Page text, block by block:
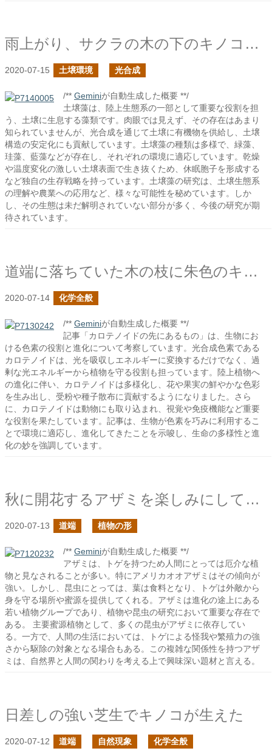
雨上がり、サクラの木の下のキノコたち
2020-07-15 土壌環境 光合成
/** Geminiが自動生成した概要 **/
土壌藻は、陸上生態系の一部として重要な役割を担
う、土壌に生息する藻類です。肉眼では見えず、その存在はあまり
知られていませんが、光合成を通じて土壌に有機物を供給し、土壌
構造の安定化にも貢献しています。土壌藻の種類は多様で、緑藻、
珪藻、藍藻などが存在し、それぞれの環境に適応しています。乾燥
や温度変化の激しい土壌表面で生き抜くため、休眠胞子を形成する
など独自の生存戦略を持っています。土壌藻の研究は、土壌生態系
の理解や農業への応用など、様々な可能性を秘めています。しか
し、その生態は未だ解明されていない部分が多く、今後の研究が期
待されています。
道端に落ちていた木の枝に朱色のキノコが生えていた
2020-07-14 化学全般
/** Geminiが自動生成した概要 **/
記事「カロテノイドの先にあるもの」は、生物にお
ける色素の役割と進化について考察しています。光合成色素である
カロテノイドは、光を吸収しエネルギーに変換するだけでなく、過
剰な光エネルギーから植物を守る役割も担っています。陸上植物へ
の進化に伴い、カロテノイドは多様化し、花や果実の鮮やかな色彩
を生み出し、受粉や種子散布に貢献するようになりました。さら
に、カロテノイドは動物にも取り込まれ、視覚や免疫機能など重要
な役割を果たしています。記事は、生物が色素を巧みに利用するこ
とで環境に適応し、進化してきたことを示唆し、生命の多様性と進
化の妙を強調しています。
秋に開花するアザミを楽しみにして秋の訪れを待つ
2020-07-13 道端 植物の形
/** Geminiが自動生成した概要 **/
アザミは、トゲを持つため人間にとっては厄介な植
物と見なされることが多い。特にアメリカオオアザミはその傾向が
強い。しかし、昆虫にとっては、葉は食料となり、トゲは外敵から
身を守る場所や蜜源を提供してくれる。アザミは進化の途上にある
若い植物グループであり、植物や昆虫の研究において重要な存在で
ある。 主要蜜源植物として、多くの昆虫がアザミに依存してい
る。一方で、人間の生活においては、トゲによる怪我や繁殖力の強
さから駆除の対象となる場合もある。この複雑な関係性を持つアザ
ミは、自然界と人間の関わりを考える上で興味深い題材と言える。
日差しの強い芝生でキノコが生えた
2020-07-12 道端 自然現象 化学全般